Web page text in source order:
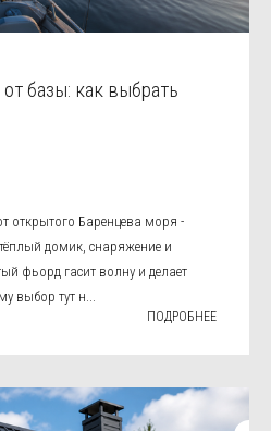
базы: как выбрать
открытого Баренцева моря -
домик, снаряжение и
фьорд гасит волну и делает
выбор тут н...
ПОДРОБНЕЕ